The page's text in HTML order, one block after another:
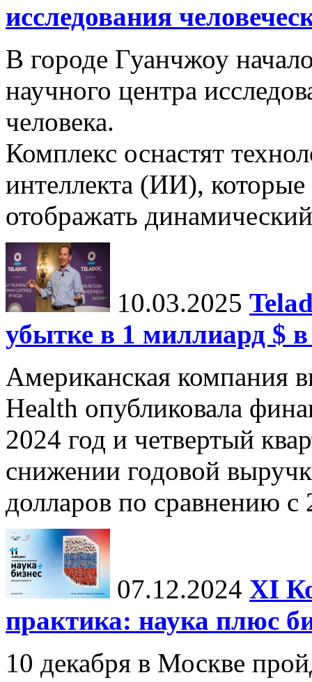
исследования
В городе Гуанчжоу
научного центра
человека.
Комплекс оснастят
интеллекта (ИИ),
отображать
10.03.2025
убытке в 1 миллиард $ в
Американская компания
Health опубликовала
2024 год и четвертый
снижении годовой
долларов по сравнению с
07.12.2024 ХI
практика: наука плюс
10 декабря в Москве